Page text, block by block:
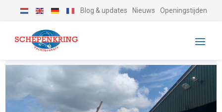
Blog & updates Nieuws Openingstijden